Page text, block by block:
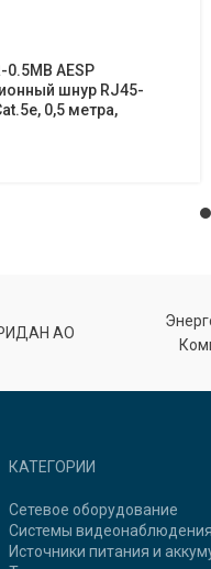
0.5MB AESP
шнур RJ45-
0,5 метра,
АО
КАТЕГОРИИ
Сетевое оборудование
Системы видеонаблюдения
Источники питания и